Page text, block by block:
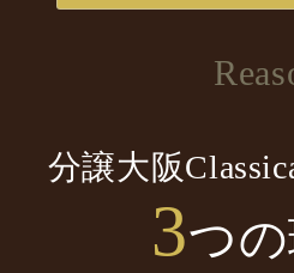
分譲大阪
3つ